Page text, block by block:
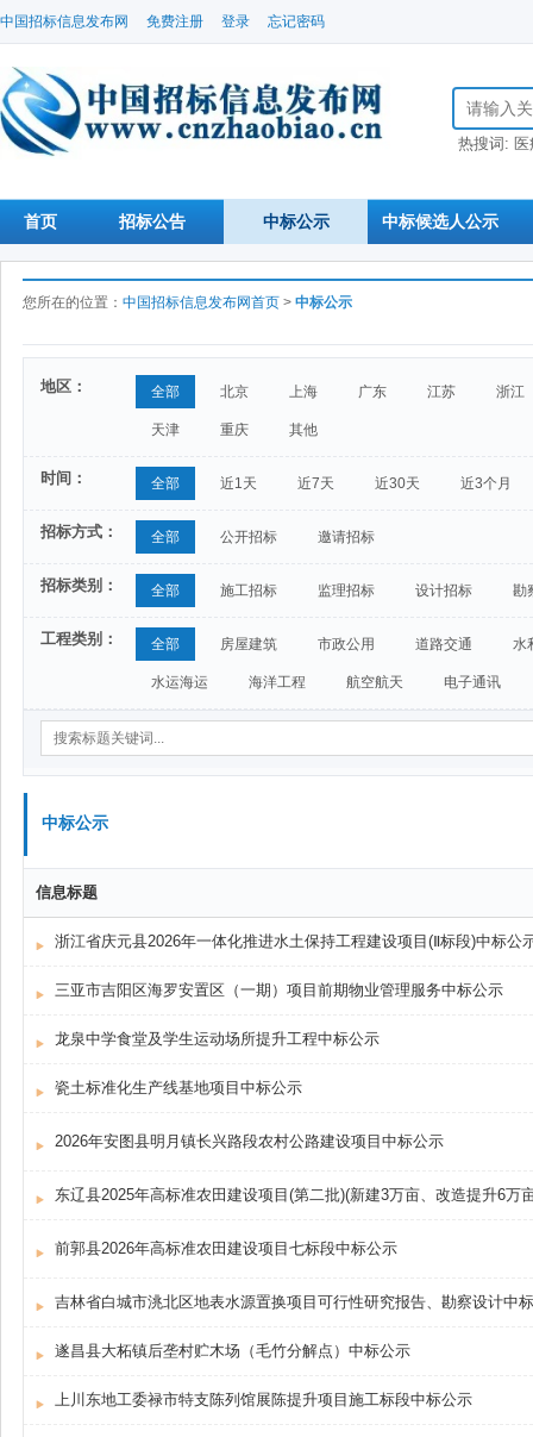
中国招标信息发布网 免费注册 登录 忘记密码
搜索招标信
热搜词:
首页 招标公告 中标公示 中标候选人公示
您所在的位置： 中国招标信息发布网首页 > 中标公示
地区： 全部 北京 上海 广东 江苏 浙江
天津 重庆 其他
时间： 全部 近1天 近7天 近30天 近3个月
招标方式： 全部 公开招标 邀请招标
招标类别： 全部 施工招标 监理招标 设计招标 勘
工程类别： 全部 房屋建筑 市政公用 道路交通 水
水运海运 海洋工程 航空航天 电子通讯
中标公示
信息标题
浙江省庆元县2026年一体化推进水土保持工程建设项目(Ⅱ标段)中标公
三亚市吉阳区海罗安置区（一期）项目前期物业管理服务中标公示
龙泉中学食堂及学生运动场所提升工程中标公示
瓷土标准化生产线基地项目中标公示
2026年安图县明月镇长兴路段农村公路建设项目中标公示
东辽县2025年高标准农田建设项目(第二批)(新建3万亩、改造提升6万
前郭县2026年高标准农田建设项目七标段中标公示
吉林省白城市洮北区地表水源置换项目可行性研究报告、勘察设计中
遂昌县大柘镇后垄村贮木场（毛竹分解点）中标公示
上川东地工委禄市特支陈列馆展陈提升项目施工标段中标公示